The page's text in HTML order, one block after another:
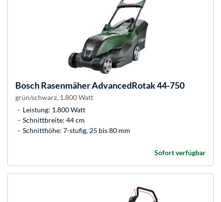
BoschRasenmäher AdvancedRotak 44-750
grün/schwarz, 1.800 Watt
Leistung: 1.800 Watt
Schnittbreite: 44 cm
Schnitthöhe: 7-stufig, 25 bis 80 mm
Sofort verfügbar